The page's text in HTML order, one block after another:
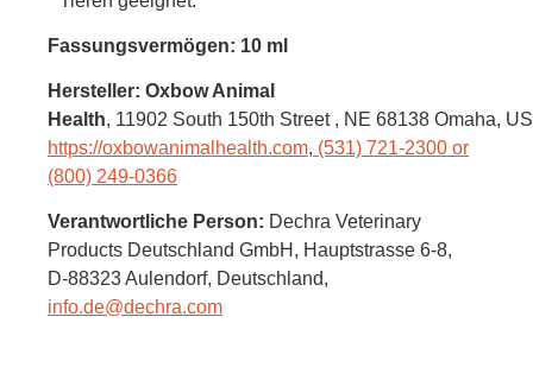
Fassungsvermögen: 10 ml
Hersteller: Oxbow Animal
Health, 11902 South 150th Street , NE 68138 Omaha,
https://oxbowanimalhealth.com, (531) 721-2300 or
(800) 249-0366
Verantwortliche Person: Dechra Veterinary
Products Deutschland GmbH, Hauptstrasse 6-8,
D-88323 Aulendorf, Deutschland,
info.de@dechra.com